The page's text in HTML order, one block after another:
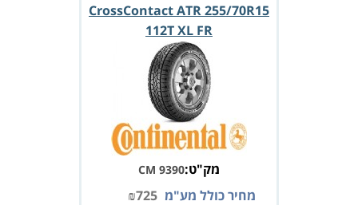
CrossContact ATR 255/70R15
112T XL FR
מק"ט:CM 9390
מחיר כולל מע"מ ₪725